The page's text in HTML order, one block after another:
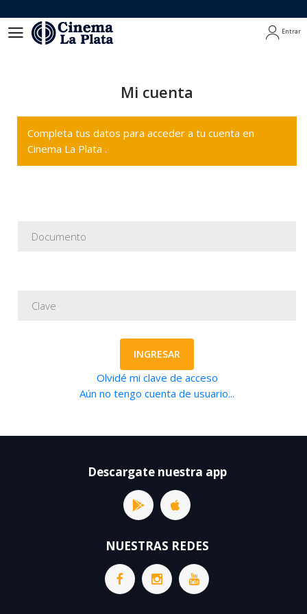
Entrar
Mi cuenta
Completa tus datos para acceder a tu cuenta en
Cinema La Plata .
INGRESAR
Olvidé mi clave de acceso
Aún no tengo cuenta de usuario...
Descargate nuestra app
NUESTRAS REDES